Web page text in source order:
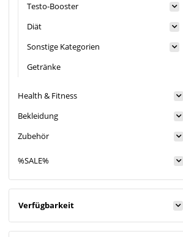
Testo-Booster
Diät
Sonstige Kategorien
Getränke
Health & Fitness
Bekleidung
Zubehör
%SALE%
Verfügbarkeit